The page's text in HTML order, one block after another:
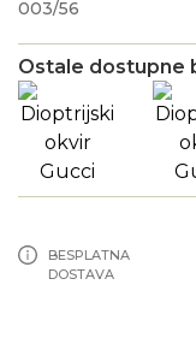
003/56
Ostale dostupne
BESPLATNA
DOSTAVA